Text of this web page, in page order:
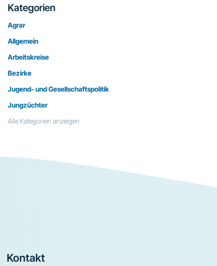
Kategorien
Agrar
Allgemein
Arbeitskreise
Bezirke
Jugend- und Gesellschaftspolitik
Jungzüchter
Alle Kategorien anzeigen
Footer
Kontakt